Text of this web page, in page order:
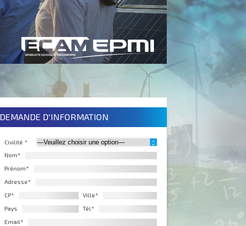
DEMANDE D'INFORMATION
Civilité *
Nom*
Prénom*
Adresse*
CP*
Ville*
Pays
Tél*
Email*